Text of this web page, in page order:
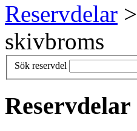
Reservdelar >
skivbroms
Sök reservdel
Reservdelar